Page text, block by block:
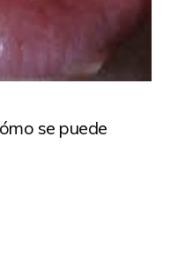
se puede